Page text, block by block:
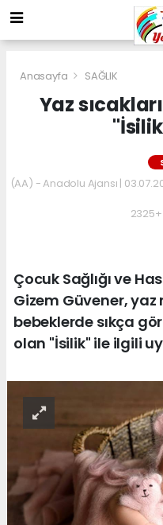
Anasayfa SAĞLIK
Yaz
(AA) - Anadolu Ajansı |
Çocuk Sağlığı ve
Gizem Güvener,
bebeklerde sıkça
olan "İsilik" ile ilgili